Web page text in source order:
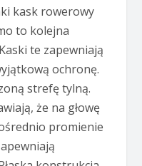
kask rowerowy
to kolejna
te zapewniają
ochronę.
strefę tylną.
że na głowę
promienie